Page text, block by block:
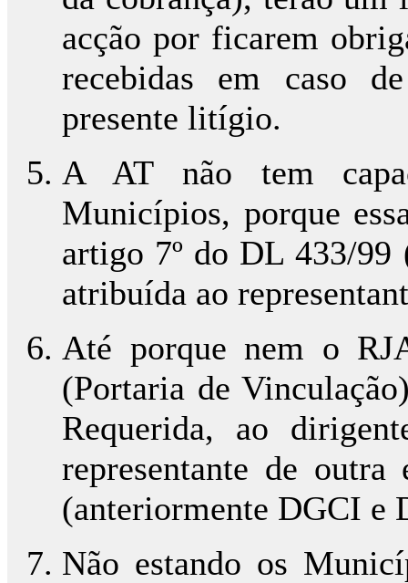
acção por ficarem
recebidas em caso
presente litígio.
A AT não tem
Municípios, porque
artigo 7º do DL 433/99
atribuída ao
Até porque nem o
(Portaria de
Requerida, ao
representante de
(anteriormente DGCI e
Não estando os